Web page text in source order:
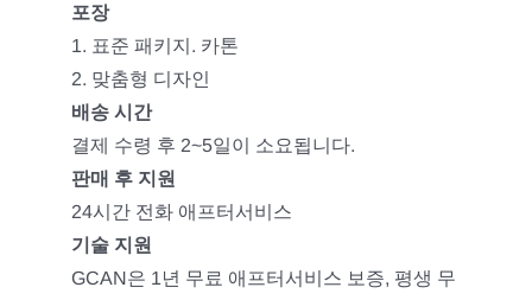
포장
1. 표준 패키지. 카톤
2. 맞춤형 디자인
배송 시간
결제 수령 후 2~5일이 소요됩니다.
판매 후 지원
24시간 전화 애프터서비스
기술 지원
GCAN은 1년 무료 애프터서비스 보증, 평생 무